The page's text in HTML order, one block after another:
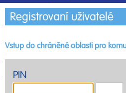
Registrovaní uživatelé
Vstup do chráněné oblasti pro
PIN